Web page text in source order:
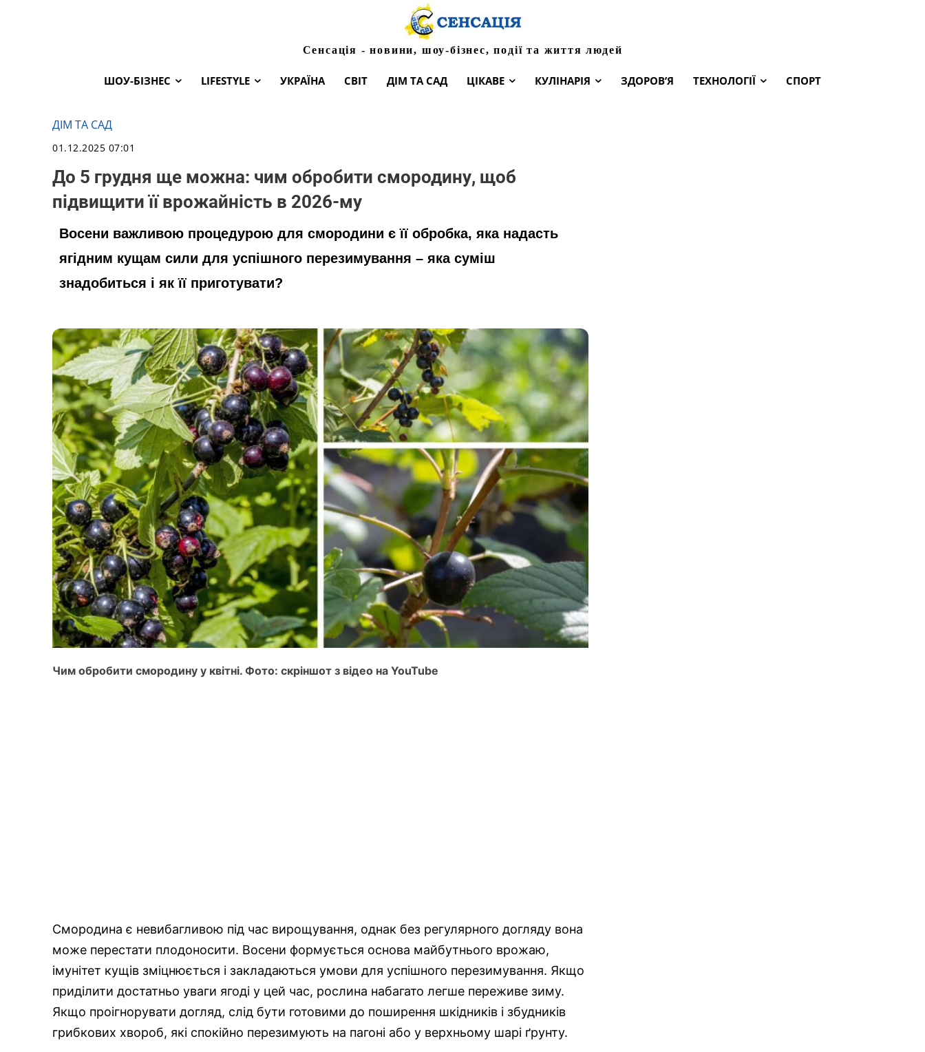
Сенсація - новини, шоу-бізнес, події та життя людей
ШОУ-БІЗНЕС LIFESTYLE УКРАЇНА СВІТ ДІМ ТА САД ЦІКАВЕ КУЛІНАРІЯ ЗДОРОВ’Я ТЕХНОЛОГІЇ СПОРТ
ДІМ ТА САД
01.12.2025 07:01
До 5 грудня ще можна: чим обробити смородину, щоб
підвищити її врожайність в 2026-му
Восени важливою процедурою для смородини є її обробка, яка надасть
ягідним кущам сили для успішного перезимування – яка суміш
знадобиться і як її приготувати?
Чим обробити смородину у квітні. Фото: скріншот з відео на YouTube
Смородина є невибагливою під час вирощування, однак без регулярного догляду вона
може перестати плодоносити. Восени формується основа майбутнього врожаю,
імунітет кущів зміцнюється і закладаються умови для успішного перезимування. Якщо
приділити достатньо уваги ягоді у цей час, рослина набагато легше переживе зиму.
Якщо проігнорувати догляд, слід бути готовими до поширення шкідників і збудників
грибкових хвороб, які спокійно перезимують на пагоні або у верхньому шарі ґрунту.